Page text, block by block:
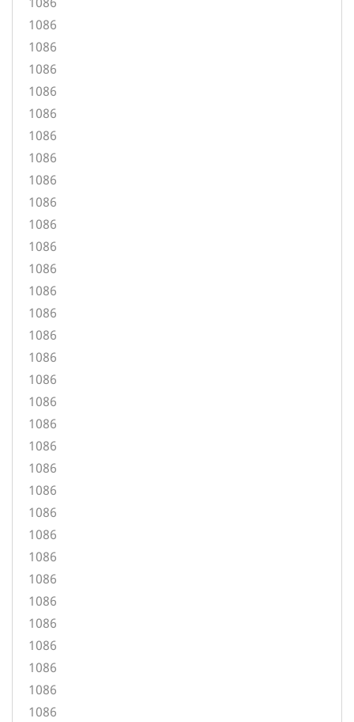
1086
1086
1086
1086
1086
1086
1086
1086
1086
1086
1086
1086
1086
1086
1086
1086
1086
1086
1086
1086
1086
1086
1086
1086
1086
1086
1086
1086
1086
1086
1086
1086